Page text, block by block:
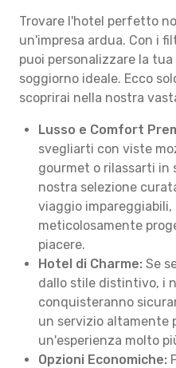
Trovare l'hotel perfetto
un'impresa ardua. Con i
puoi personalizzare la
soggiorno ideale. Ecco
scoprirai nella nostra
Lusso e Comfort
svegliarti con viste
gourmet o rilassarti in
nostra selezione
viaggio
meticolosamente
piacere.
Hotel di Charme: Se
dallo stile distintivo, i
conquisteranno
un servizio altamente
un'esperienza molto
Opzioni Economiche: